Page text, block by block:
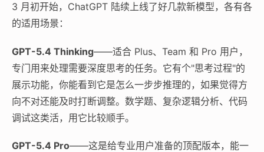
3 月初开始，ChatGPT 陆续上线了好几款新模型，各有各
的适用场景：
GPT-5.4 Thinking——适合 Plus、Team 和 Pro 用户，
专门用来处理需要深度思考的任务。它有个"思考过程"的
展示功能，你能看到它是怎么一步步推理的，如果觉得方
向不对还能及时打断调整。数学题、复杂逻辑分析、代码
调试这类活，用它比较顺手。
GPT-5.4 Pro——这是给专业用户准备的顶配版本，能一